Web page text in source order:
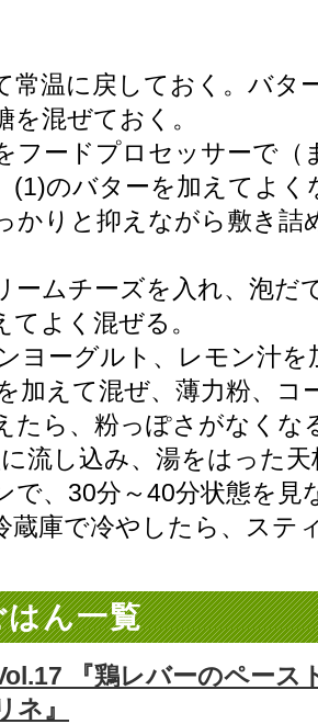
常温に戻しておく。バタ
を混ぜておく。
フードプロセッサーで（
(1)のバターを加えてよ
かりと抑えながら敷き詰
ームチーズを入れ、泡だ
てよく混ぜる。
ヨーグルト、レモン汁
加えて混ぜ、薄力粉、
たら、粉っぽさがなくな
流し込み、湯をはった
で、30分～40分状態を見
蔵庫で冷やしたら、ステ
ん一覧
『鶏レバーのペース
ネ』